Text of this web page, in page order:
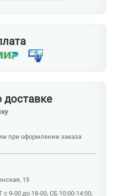
при оформлении заказа
15
с 9-00 до 18-00, СБ 10:00-14:00,